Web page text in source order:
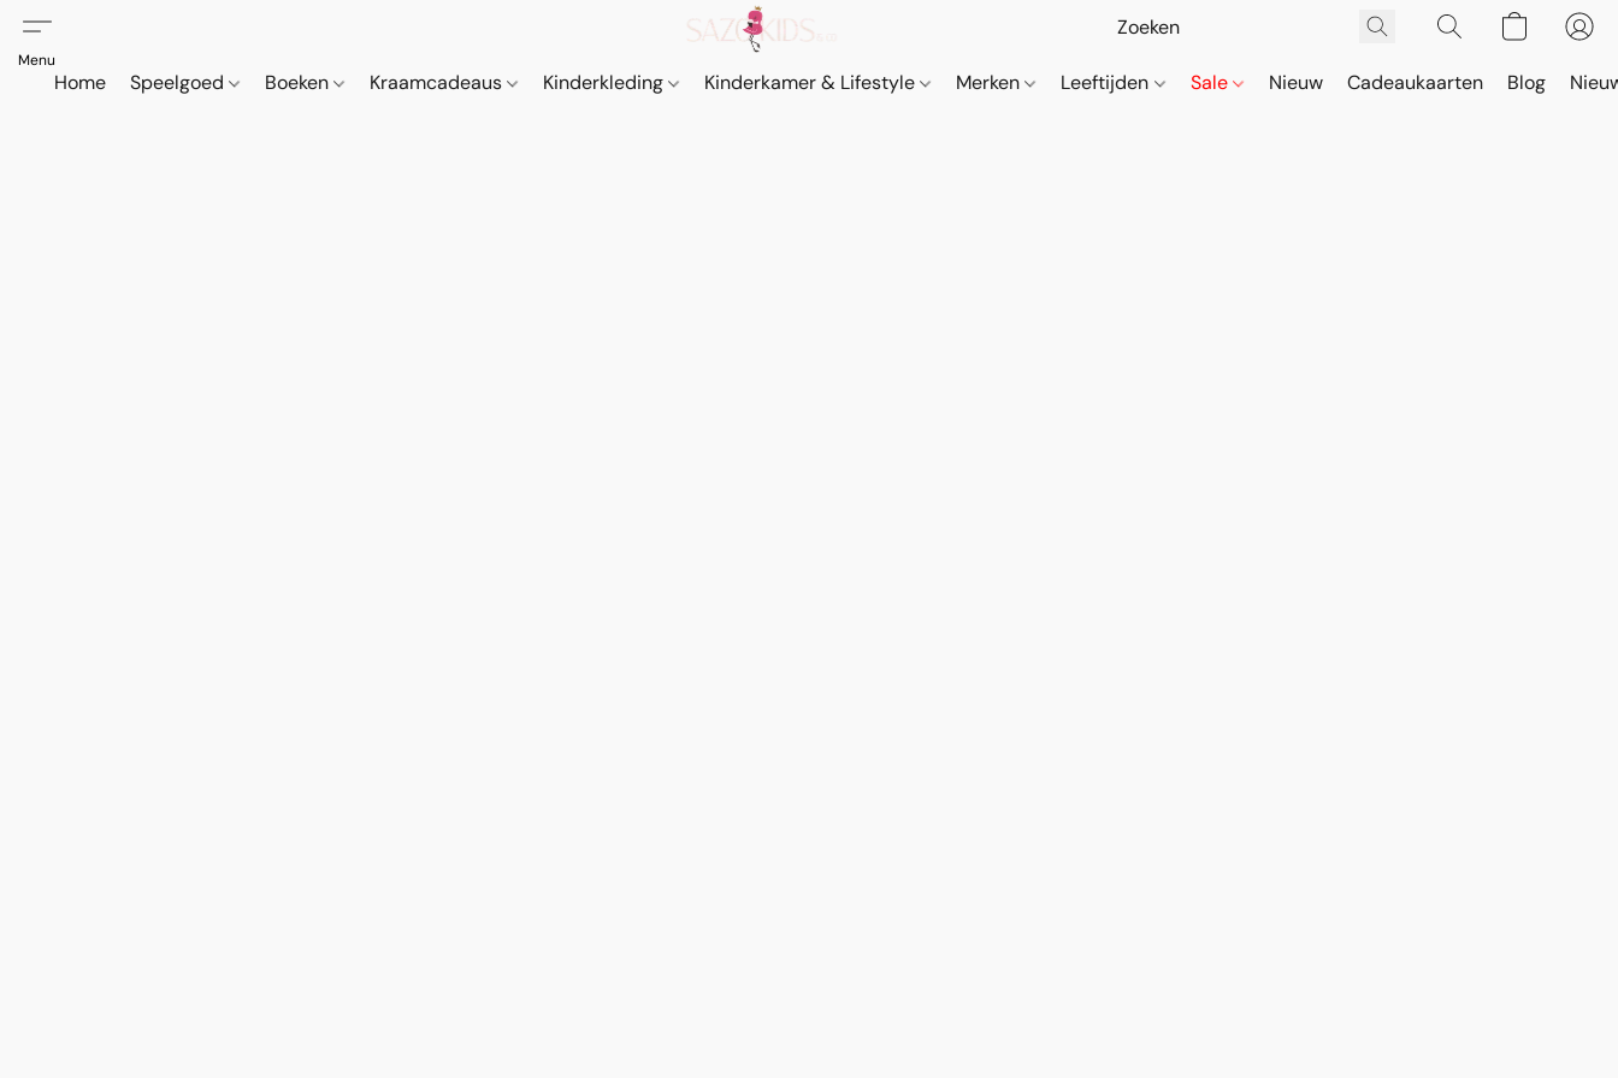
Home Speelgoed Boeken Kraamcadeaus Kinderkleding Kinderkamer & Lifestyle Merken Leeftijden Sale Nieuw Cadeaukaarten Blog